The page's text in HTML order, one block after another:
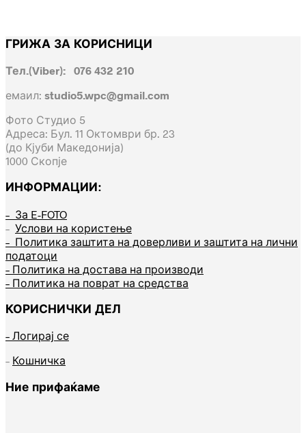
Autumn Moods
ГРИЖА ЗА КОРИСНИЦИ
Тел.(Viber): 076 432 210
емаил: studio5.wpc@gmail.com
Фото Студио 5
Адреса: Бул. 11 Октомври бр. 23
(до Кјуби Македонија)
1000 Скопје
ИНФОРМАЦИИ:
– За E-FOTO
– Услови на користење
– Политика заштита на доверливи и заштита на лични
податоци
– Политика на достава на производи
– Политика на поврат на средства
КОРИСНИЧКИ ДЕЛ
– Логирај се
– Кошничка
Ние прифаќаме